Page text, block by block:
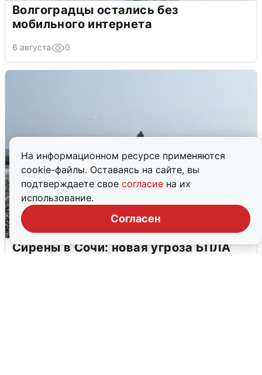
На информационном ресурсе применяются
cookie-файлы. Оставаясь на сайте, вы
подтверждаете свое согласие на их
использование.
Согласен
Волгоградцы остались без
мобильного интернета
6 августа 0
Сирены в Сочи: новая угроза БПЛА